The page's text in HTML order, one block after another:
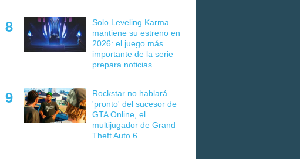
Solo Leveling Karma
mantiene su estreno en
2026: el juego más
importante de la serie
prepara noticias
Rockstar no hablará
'pronto' del sucesor de
GTA Online, el
multijugador de Grand
Theft Auto 6